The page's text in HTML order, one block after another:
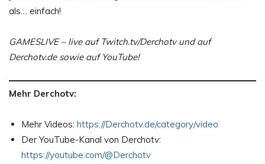
als… einfach!
GAMESLIVE – live auf Twitch.tv/Derchotv und auf
Derchotv.de sowie auf YouTube!
Mehr Derchotv:
Mehr Videos: https://Derchotv.de/category/video
Der YouTube-Kanal von Derchotv:
https://youtube.com/@Derchotv